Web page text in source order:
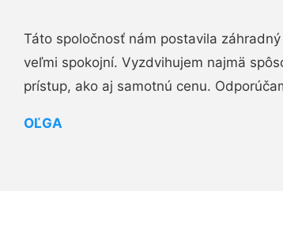
Táto spoločnosť nám postavila
veľmi spokojní. Vyzdvihujem najmä
prístup, ako aj samotnú cenu.
OĽGA